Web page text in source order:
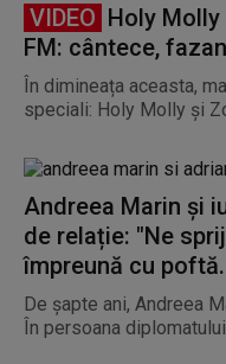
VIDEO Holy
FM: cântece,
În dimineața aceasta,
speciali: Holy Molly și
Andreea Marin și
de relație: "Ne
împreună cu
De șapte ani, Andreea
În persoana diplomatului